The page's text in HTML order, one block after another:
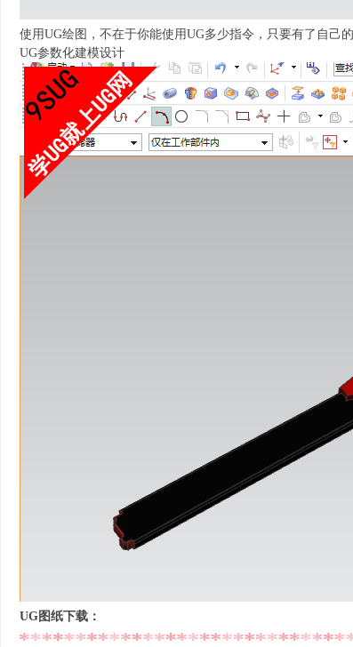
使用UG绘图，不在于你能使用UG多少指令，只要有了自己
UG参数化建模设计
UG图纸下载：